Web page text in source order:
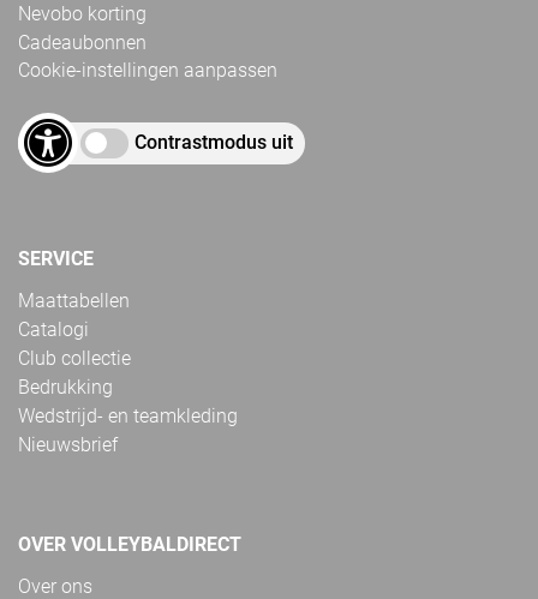
Nevobo korting
Cadeaubonnen
Cookie-instellingen aanpassen
Contrastmodus uit
SERVICE
Maattabellen
Catalogi
Club collectie
Bedrukking
Wedstrijd- en teamkleding
Nieuwsbrief
OVER VOLLEYBALDIRECT
Over ons